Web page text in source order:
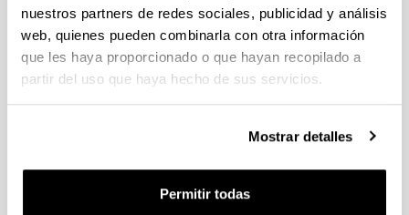
nuestros partners de redes sociales, publicidad y análisis
web, quienes pueden combinarla con otra información
que les haya proporcionado o que hayan recopilado a
partir del uso que haya hecho de sus servicios.
Mostrar detalles
Permitir todas
Logopedia